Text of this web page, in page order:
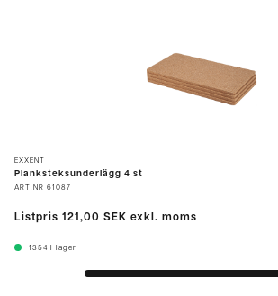
EXXENT
Planksteksunderlägg 4 st
ART.NR 61087
Listpris 121,00 SEK exkl. moms
1354 I lager